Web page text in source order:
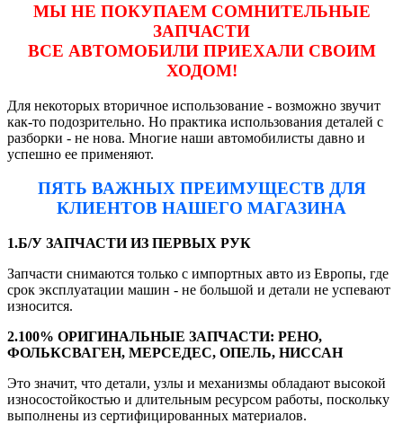
МЫ НЕ ПОКУПАЕМ СОМНИТЕЛЬНЫЕ
ЗАПЧАСТИ
ВСЕ АВТОМОБИЛИ ПРИЕХАЛИ СВОИМ
ХОДОМ!
Для некоторых вторичное использование - возможно звучит
как-то подозрительно. Но практика использования деталей с
разборки - не нова. Многие наши автомобилисты давно и
успешно ее применяют.
ПЯТЬ ВАЖНЫХ ПРЕИМУЩЕСТВ ДЛЯ
КЛИЕНТОВ НАШЕГО МАГАЗИНА
1.Б/У ЗАПЧАСТИ ИЗ ПЕРВЫХ РУК
Запчасти снимаются только с импортных авто из Европы, где
срок эксплуатации машин - не большой и детали не успевают
износится.
2.100% ОРИГИНАЛЬНЫЕ ЗАПЧАСТИ: РЕНО,
ФОЛЬКСВАГЕН, МЕРСЕДЕС, ОПЕЛЬ, НИССАН
Это значит, что детали, узлы и механизмы обладают высокой
износостойкостью и длительным ресурсом работы, поскольку
выполнены из сертифицированных материалов.